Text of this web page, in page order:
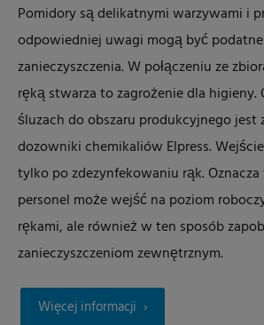
Pomidory są delikatnymi warzywami i
odpowiedniej uwagi mogą być
zanieczyszczenia. W połączeniu ze
ręką stwarza to zagrożenie dla higieny.
śluzach do obszaru produkcyjnego jest
dozowniki chemikaliów Elpress.
tylko po zdezynfekowaniu rąk.
personel może wejść na poziom
rękami, ale również w ten sposób
zanieczyszczeniom zewnętrznym.
Więcej informacji